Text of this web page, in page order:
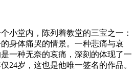
小堂内，陈列着教堂的三宝之一：
身体痛哭的情景。一种悲痛与哀
一种无奈的哀痛，深刻的体现了一
24岁，这也是他唯一签名的作品。